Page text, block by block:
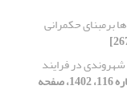
بر‌مبنای حکمرانی
در فرایند
[دوره 30، شماره 116، 1402، صفحه